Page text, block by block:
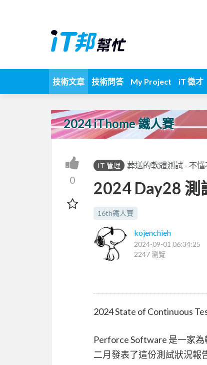
技術文章 技術問答 My Project iT 徵才
2024 iThome 鐵人賽
0
IT 管理 葬送的軟體測試 - 不
2024 Day28 測
16th鐵人賽
kojenchieh
2024-09-01 06:34:25
2247 瀏覽
2024 State of Continuous
Perforce Software 是一家
二月發表了這份測試狀況報